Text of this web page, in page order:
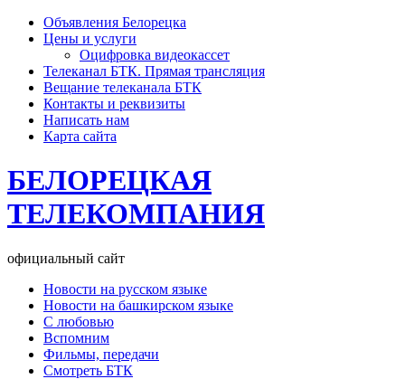
Объявления Белорецка
Цены и услуги
Оцифровка видеокассет
Телеканал БТК. Прямая трансляция
Вещание телеканала БТК
Контакты и реквизиты
Написать нам
Карта сайта
БЕЛОРЕЦКАЯ
ТЕЛЕКОМПАНИЯ
официальный сайт
Новости на русском языке
Новости на башкирском языке
С любовью
Вспомним
Фильмы, передачи
Смотреть БТК